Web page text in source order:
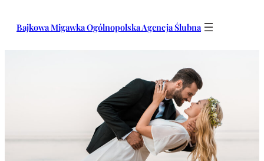
Bajkowa Migawka Ogólnopolska Agencja Ślubna